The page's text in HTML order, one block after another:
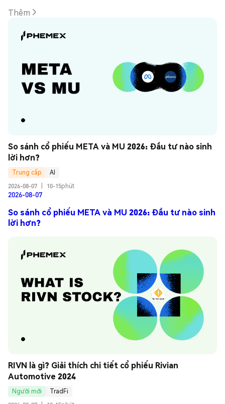
Thêm
So sánh cổ phiếu META và MU 2026: Đầu tư nào sinh
lời hơn?
Trung cấp
AI
2026-08-07
10-15phút
2026-08-07
So sánh cổ phiếu META và MU 2026: Đầu tư nào sinh
lời hơn?
RIVN là gì? Giải thích chi tiết cổ phiếu Rivian
Automotive 2024
Người mới
TradFi